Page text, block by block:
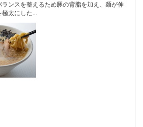
ランスを整えるため豚の背脂を加え、麺が伸
太にした...